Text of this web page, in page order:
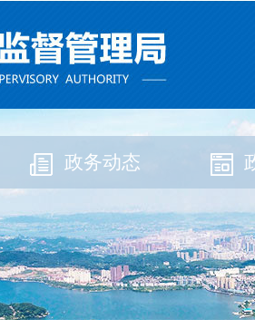
政务动态